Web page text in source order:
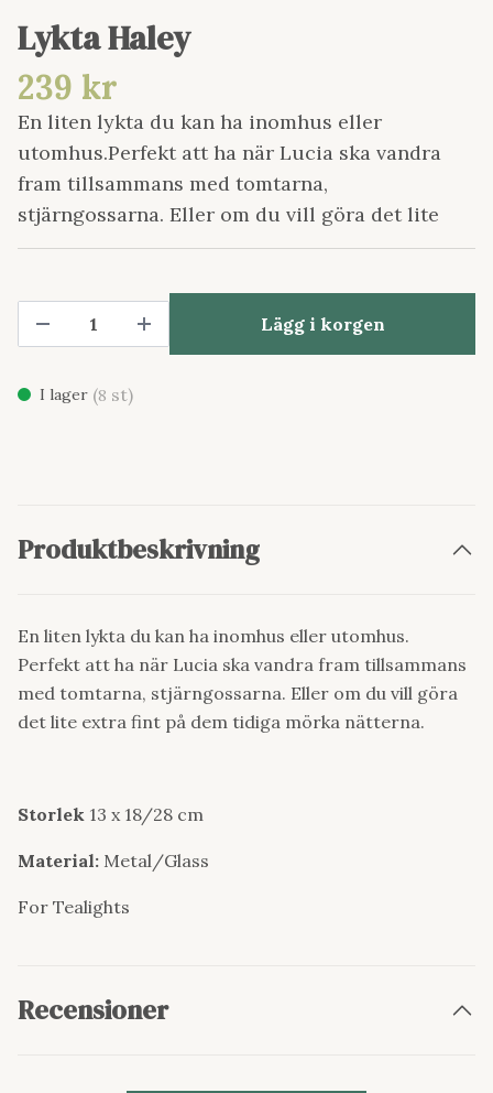
Lykta Haley
239 kr
En liten lykta du kan ha inomhus eller
utomhus.Perfekt att ha när Lucia ska vandra
fram tillsammans med tomtarna,
stjärngossarna. Eller om du vill göra det lite
Lägg i korgen
I lager (8 st)
Produktbeskrivning
En liten lykta du kan ha inomhus eller utomhus.
Perfekt att ha när Lucia ska vandra fram tillsammans
med tomtarna, stjärngossarna. Eller om du vill göra
det lite extra fint på dem tidiga mörka nätterna.
Storlek 13 x 18/28 cm
Material: Metal/Glass
For Tealights
Recensioner